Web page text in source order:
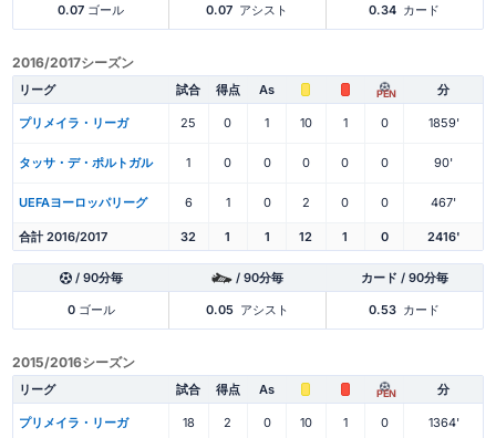
0.07 ゴール 0.07 アシスト 0.34 カード
2016/2017シーズン
リーグ 試合 得点 As PEN 分
プリメイラ・リーガ 25 0 1 10 1 0 1859'
タッサ・デ・ポルトガル 1 0 0 0 0 0 90'
UEFAヨーロッパリーグ 6 1 0 2 0 0 467'
合計 2016/2017 32 1 1 12 1 0 2416'
/ 90分毎 / 90分毎 カード / 90分毎
0ゴール 0.05 アシスト 0.53 カード
2015/2016シーズン
リーグ 試合 得点 As PEN 分
プリメイラ・リーガ 18 2 0 10 1 0 1364'